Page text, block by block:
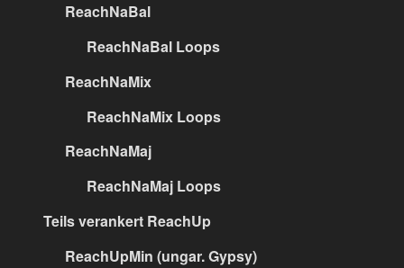
ReachNaBal
ReachNaBal Loops
ReachNaMix
ReachNaMix Loops
ReachNaMaj
ReachNaMaj Loops
Teils verankert ReachUp
ReachUpMin (ungar. Gypsy)